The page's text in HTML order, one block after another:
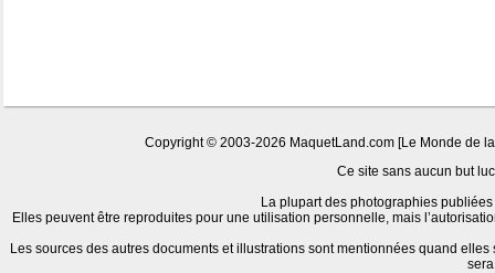
Copyright © 2003-2026 MaquetLand.com [Le Monde de
Ce site sans aucun but
La plupart des photographies
Elles peuvent être reproduites pour une utilisation personnelle, mais
Les sources des autres documents et illustrations sont mentionnées quand